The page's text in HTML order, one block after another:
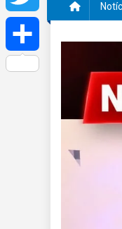
Twitter
Share